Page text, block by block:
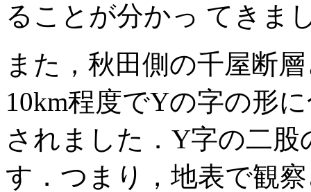
ることが分かっ てきま
また，秋田側の千屋断
10km程度でYの字の形
されました．Y字の二
す．つまり，地表で観